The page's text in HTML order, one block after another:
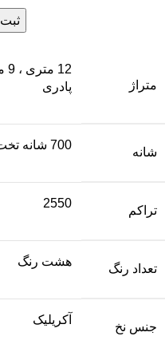
متراژ
پادری
شانه
700 شانه تخت (غیر برجسته)
تراکم
2550
تعداد رنگ
هشت رنگ
جنس نخ
آکریلیک